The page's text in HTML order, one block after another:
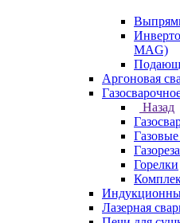
MAG)
Аргоновая
Назад
Газовые
Горелки
Лазерная